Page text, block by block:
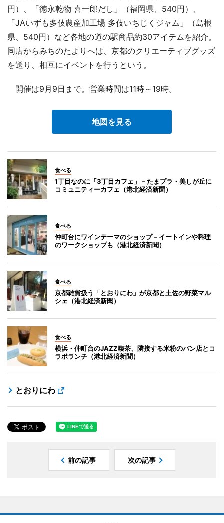
円）、「徳永乾物 喜一郎だし」（福岡県、540円）、
「JAいずも多伎農産加工場 多伎いちじくジャム」（島根
県、540円）など各地の道の駅商品約30アイテムを紹介。
同店からみちのたよりへは、京都のクリエーティブグッズ
を送り、相互にイベントを行うという。
開催は9月9日まで。営業時間は11時～19時。
地図を見る
食べる
1丁目なのに「3丁目カフェ」－たまプラ・美しが丘に
コミュニティーカフェ（港北経済新聞）
食べる
仲町台にワインテーマのショップ－イートインや料理
のワークショップも（港北経済新聞）
食べる
京都雑貨扱う「とおりにわ」が京都と土佐の野菜マル
シェ（港北経済新聞）
食べる
横浜・仲町台のJAZZ喫茶、隣接する米粉のパン店とコ
ラボランチ（港北経済新聞）
とおりにわ
前の記事 次の記事